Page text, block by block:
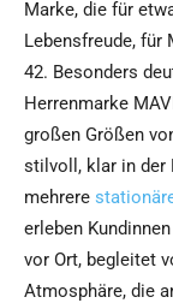
Marke, die für
Lebensfreude, für
42. Besonders
Herrenmarke
großen Größen
stilvoll, klar in der
mehrere
erleben
vor Ort, begleitet
Atmosphäre, die